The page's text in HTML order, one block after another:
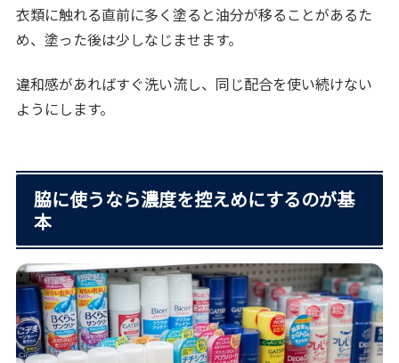
衣類に触れる直前に多く塗ると油分が移ることがあるた
め、塗った後は少しなじませます。
違和感があればすぐ洗い流し、同じ配合を使い続けない
ようにします。
脇に使うなら濃度を控えめにするのが基
本